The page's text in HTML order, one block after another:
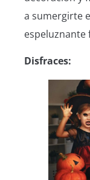
a sumergirte
espeluznante
Disfraces: